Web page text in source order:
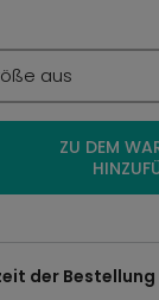
aus
ZU DEM
der Bestellung